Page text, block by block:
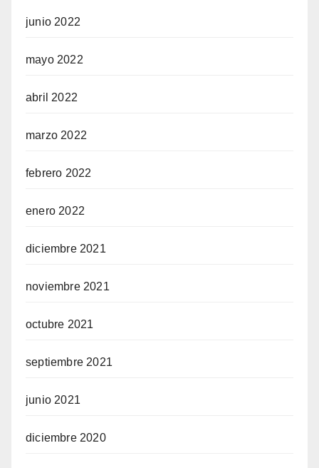
junio 2022
mayo 2022
abril 2022
marzo 2022
febrero 2022
enero 2022
diciembre 2021
noviembre 2021
octubre 2021
septiembre 2021
junio 2021
diciembre 2020